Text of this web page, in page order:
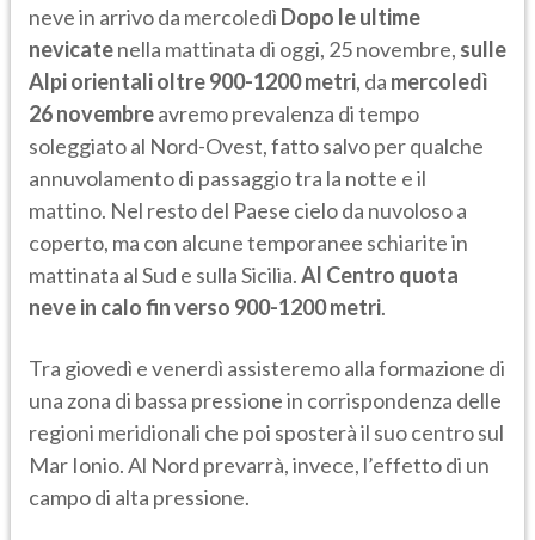
neve in arrivo da mercoledì Dopo le ultime
nevicatenella mattinata di oggi, 25 novembre, sulle
Alpi orientali oltre 900-1200 metri, da mercoledì
26 novembreavremo prevalenza di tempo
soleggiato al Nord-Ovest, fatto salvo per qualche
annuvolamento di passaggio tra la notte e il
mattino. Nel resto del Paese cielo da nuvoloso a
coperto, ma con alcune temporanee schiarite in
mattinata al Sud e sulla Sicilia.Al Centro quota
neve in calo fin verso 900-1200 metri.
Tra giovedì e venerdì assisteremo alla formazione di
una zona di bassa pressione in corrispondenza delle
regioni meridionali che poi sposterà il suo centro sul
Mar Ionio. Al Nord prevarrà, invece, l’effetto di un
campo di alta pressione.